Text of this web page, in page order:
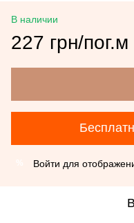
В наличии
227 грн/пог.м
Войти для